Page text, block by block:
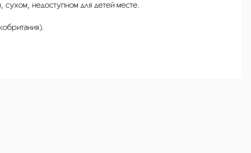
сухом, недоступном для детей месте.